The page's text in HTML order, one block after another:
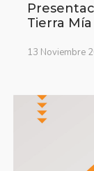
Tierra Mía
13 Noviembre